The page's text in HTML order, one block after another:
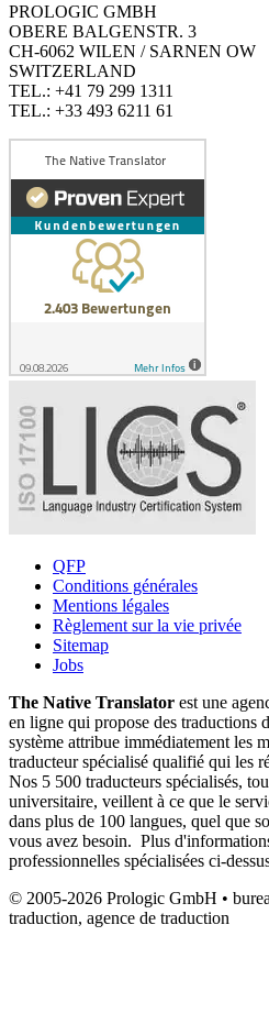
PROLOGIC GMBH
OBERE BALGENSTR. 3
CH-6062 WILEN / SARNEN OW
SWITZERLAND
TEL.: +41 79 299 1311
TEL.: +33 493 6211 61
QFP
Conditions générales
Mentions légales
Règlement sur la vie privée
Sitemap
Jobs
The Native Translator est une
en ligne qui propose des traductions
système attribue immédiatement les
traducteur spécialisé qualifié qui les
Nos 5 500 traducteurs spécialisés,
universitaire, veillent à ce que le
dans plus de 100 langues, quel que
vous avez besoin. Plus
professionnelles spécialisées ci-
© 2005-2026 Prologic GmbH •
traduction, agence de traduction